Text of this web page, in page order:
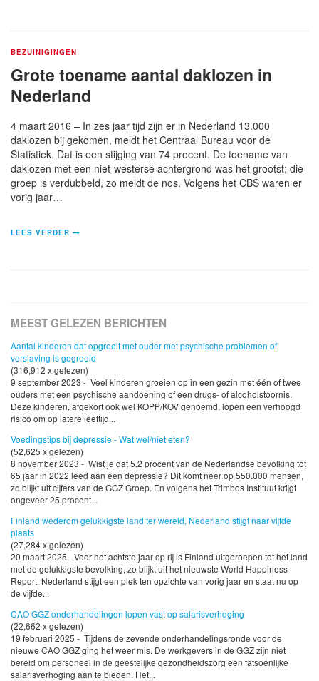
BEZUINIGINGEN
Grote toename aantal daklozen in
Nederland
4 maart 2016 – In zes jaar tijd zijn er in Nederland 13.000
daklozen bij gekomen, meldt het Centraal Bureau voor de
Statistiek. Dat is een stijging van 74 procent. De toename van
daklozen met een niet-westerse achtergrond was het grootst; die
groep is verdubbeld, zo meldt de nos. Volgens het CBS waren er
vorig jaar…
LEES VERDER
MEEST GELEZEN BERICHTEN
Aantal kinderen dat opgroeit met ouder met psychische problemen of
verslaving is gegroeid
(316,912 x gelezen)
9 september 2023 - Veel kinderen groeien op in een gezin met één of twee
ouders met een psychische aandoening of een drugs- of alcoholstoornis.
Deze kinderen, afgekort ook wel KOPP/KOV genoemd, lopen een verhoogd
risico om op latere leeftijd...
Voedingstips bij depressie - Wat wel/niet eten?
(52,625 x gelezen)
8 november 2023 - Wist je dat 5,2 procent van de Nederlandse bevolking tot
65 jaar in 2022 leed aan een depressie? Dit komt neer op 550.000 mensen,
zo blijkt uit cijfers van de GGZ Groep. En volgens het Trimbos Instituut krijgt
ongeveer 25 procent...
Finland wederom gelukkigste land ter wereld, Nederland stijgt naar vijfde
plaats
(27,284 x gelezen)
20 maart 2025 - Voor het achtste jaar op rij is Finland uitgeroepen tot het land
met de gelukkigste bevolking, zo blijkt uit het nieuwste World Happiness
Report. Nederland stijgt een plek ten opzichte van vorig jaar en staat nu op
de vijfde...
CAO GGZ onderhandelingen lopen vast op salarisverhoging
(22,662 x gelezen)
19 februari 2025 - Tijdens de zevende onderhandelingsronde voor de
nieuwe CAO GGZ ging het weer mis. De werkgevers in de GGZ zijn niet
bereid om personeel in de geestelijke gezondheidszorg een fatsoenlijke
salarisverhoging aan te bieden. Het...